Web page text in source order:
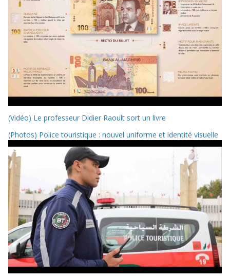
(Vidéo) Le professeur Didier Raoult sort un livre
(Photos) Police touristique : nouvel uniforme et identité visuelle